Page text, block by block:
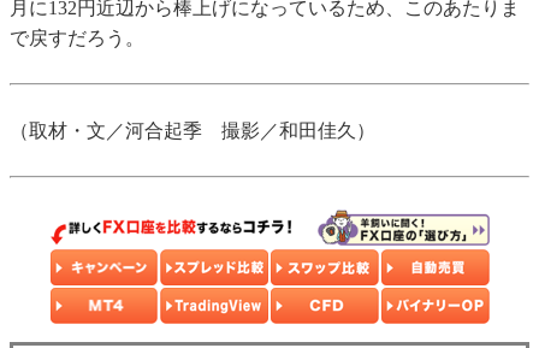
月に132円近辺から棒上げになっているため、このあたりま
で戻すだろう。
（取材・文／河合起季 撮影／和田佳久）